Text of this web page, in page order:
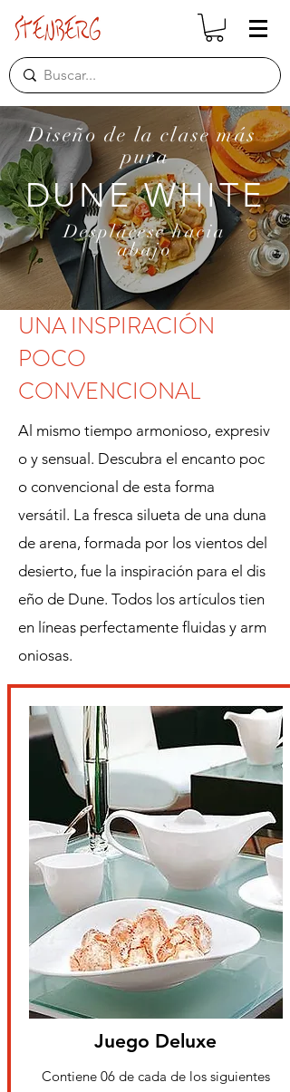
Diseño de la clase más
pura
DUNE WHITE
Desplácesehacia
abajo
UNA INSPIRACIÓN
POCO
CONVENCIONAL
Al mismo tiempo armonioso, expresiv
o y sensual. Descubra el encanto poc
o convencional de esta forma
versátil. La fresca silueta de una duna
de arena, formada por los vientos del
desierto, fue la inspiración para el dis
eño de Dune. Todos los artículos tien
en líneas perfectamente fluidas y arm
oniosas.
Juego Deluxe
Contiene 06 de cada de los siguientes